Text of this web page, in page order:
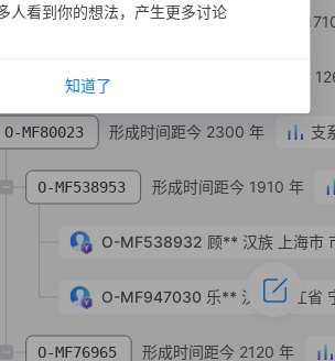
O-MF80023 形成时间距今 2300 年 支
O-MF538953 形成时间距今 1910 年
O-MF76965 形成时间距今 2120 年
O-MF538932 顾** 汉族 上海市
O-MF947030 乐** 汉族浙江省
O-MV45842 形成时间距今
O-MF955213 形成时间距今
人看到你的想法，产生更多讨论
知道了